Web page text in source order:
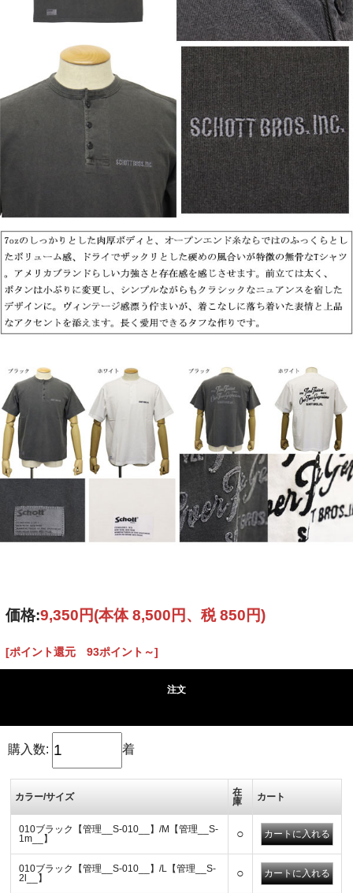
価格:9,350円(本体 8,500円、税 850円)
[ポイント還元 93ポイント～]
注文
購入数: 着
カラー/サイズ
在
庫
カート
010ブラック【管理__S-010__】/M【管理__S-
1m__】
○
010ブラック【管理__S-010__】/L【管理__S-
2l__】
○